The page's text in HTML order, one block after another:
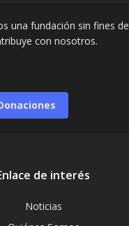
una fundación sin fines de
con nosotros.
de interés
Noticias